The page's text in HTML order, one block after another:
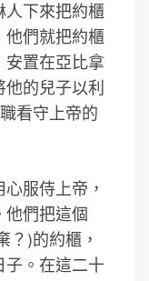
下來把約櫃
們就把約櫃
安置在亞比拿
的兒子以利
看守上帝的
服侍上帝，
他們把這個
)的約櫃，
。在這二十